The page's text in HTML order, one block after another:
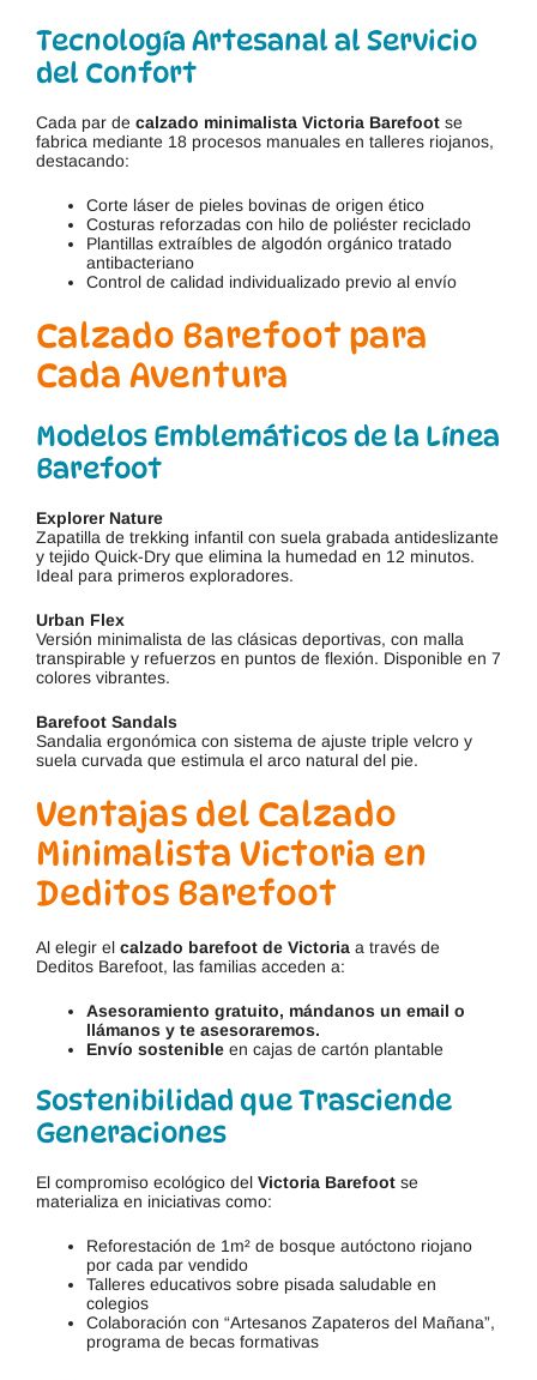
Tecnología Artesanal al Servicio
del Confort
Cada par de calzado minimalista Victoria Barefoot se
fabrica mediante 18 procesos manuales en talleres riojanos,
destacando:
Corte láser de pieles bovinas de origen ético
Costuras reforzadas con hilo de poliéster reciclado
Plantillas extraíbles de algodón orgánico tratado
antibacteriano
Control de calidad individualizado previo al envío
Calzado Barefoot para
Cada Aventura
Modelos Emblemáticos de la Línea
Barefoot
Explorer Nature
Zapatilla de trekking infantil con suela grabada antideslizante
y tejido Quick-Dry que elimina la humedad en 12 minutos.
Ideal para primeros exploradores.
Urban Flex
Versión minimalista de las clásicas deportivas, con malla
transpirable y refuerzos en puntos de flexión. Disponible en 7
colores vibrantes.
Barefoot Sandals
Sandalia ergonómica con sistema de ajuste triple velcro y
suela curvada que estimula el arco natural del pie.
Ventajas del Calzado
Minimalista Victoria en
Deditos Barefoot
Al elegir el calzado barefoot de Victoria a través de
Deditos Barefoot, las familias acceden a:
Asesoramiento gratuito, mándanos un email o
llámanos y te asesoraremos.
Envío sostenible en cajas de cartón plantable
Sostenibilidad que Trasciende
Generaciones
El compromiso ecológico del Victoria Barefoot se
materializa en iniciativas como:
Reforestación de 1m² de bosque autóctono riojano
por cada par vendido
Talleres educativos sobre pisada saludable en
colegios
Colaboración con “Artesanos Zapateros del Mañana”,
programa de becas formativas